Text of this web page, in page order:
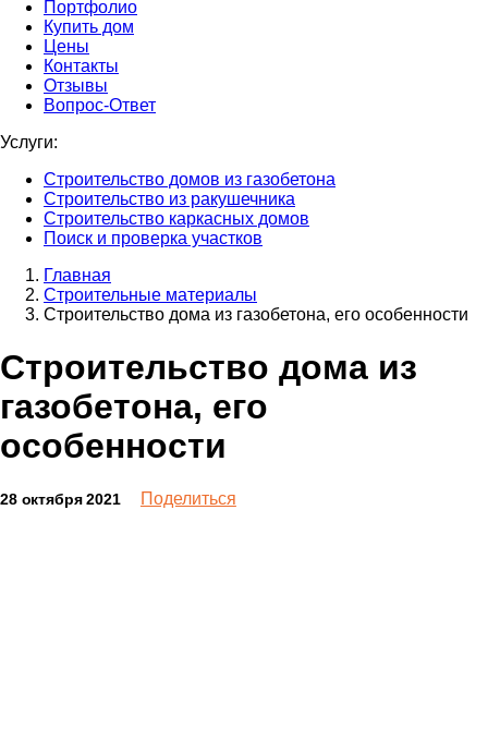
Портфолио
Купить дом
Цены
Контакты
Отзывы
Вопрос-Ответ
Услуги:
Строительство домов из газобетона
Строительство из ракушечника
Строительство каркасных домов
Поиск и проверка участков
Главная
Строительные материалы
Строительство дома из газобетона, его особенности
Строительство дома из
газобетона, его
особенности
28 октября 2021 Поделиться